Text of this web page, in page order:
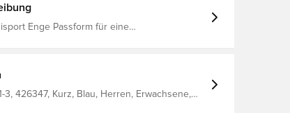
Enge Passform für eine
3, 426347, Kurz, Blau, Herren, Erwachsene,